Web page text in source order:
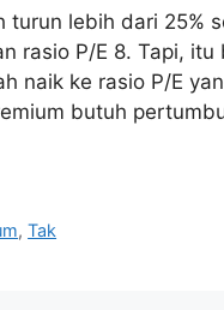
turun lebih dari 25%
rasio P/E 8. Tapi,
naik ke rasio P/E
butuh
,Tak